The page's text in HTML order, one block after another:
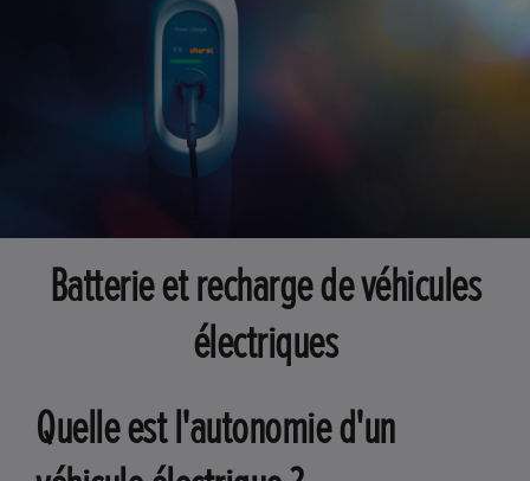
Batterie et recharge de véhicules
électriques
Quelle est l'autonomie d'un